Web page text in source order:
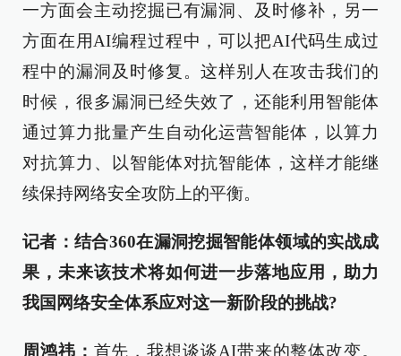
一方面会主动挖掘已有漏洞、及时修补，另一
方面在用AI编程过程中，可以把AI代码生成过
程中的漏洞及时修复。这样别人在攻击我们的
时候，很多漏洞已经失效了，还能利用智能体
通过算力批量产生自动化运营智能体，以算力
对抗算力、以智能体对抗智能体，这样才能继
续保持网络安全攻防上的平衡。
记者：结合360在漏洞挖掘智能体领域的实战成
果，未来该技术将如何进一步落地应用，助力
我国网络安全体系应对这一新阶段的挑战?
周鸿祎： 首先，我想谈谈AI带来的整体改变。